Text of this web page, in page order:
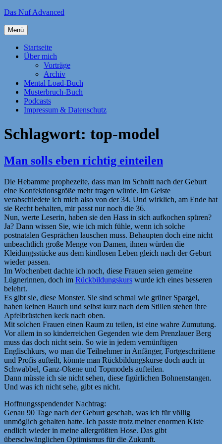
Zum
springen
Das Nuf Advanced
Menü
Startseite
Über mich
Vorträge
Archiv
Mental Load-Buch
Musterbruch-Buch
Podcasts
Impressum & Datenschutz
Schlagwort: top-model
Man solls eben richtig einteilen
Die Hebamme prophezeite, dass man im Schnitt nach der Geburt
eine Konfektionsgröße mehr tragen würde. Im Geiste
verabschiedete ich mich also von der 34. Und wirklich, am Ende hat
sie Recht behalten, mir passt nur noch die 36.
Nun, werte Leserin, haben sie den Hass in sich aufkochen spüren?
Ja? Dann wissen Sie, wie ich mich fühle, wenn ich solche
postnatalen Gesprächen lauschen muss. Behaupten doch eine nicht
unbeachtlich große Menge von Damen, ihnen würden die
Kleidungsstücke aus dem kindlosen Leben gleich nach der Geburt
wieder passen.
Im Wochenbett dachte ich noch, diese Frauen seien gemeine
Lügnerinnen, doch im Rückbildungskurs wurde ich eines besseren
belehrt.
Es gibt sie, diese Monster. Sie sind schmal wie grüner Spargel,
haben keinen Bauch und selbst kurz nach dem Stillen stehen ihre
Apfelbrüstchen keck nach oben.
Mit solchen Frauen einen Raum zu teilen, ist eine wahre Zumutung.
Vor allem in so kinderreichen Gegenden wie dem Prenzlauer Berg
muss das doch nicht sein. So wie in jedem vernünftigen
Englischkurs, wo man die Teilnehmer in Anfänger, Fortgeschrittene
und Profis aufteilt, könnte man Rückbildungskurse doch auch in
Schwabbel, Ganz-Okene und Topmodels aufteilen.
Dann müsste ich sie nicht sehen, diese figürlichen Bohnenstangen.
Und was ich nicht sehe, gibt es nicht.
Hoffnungsspendender Nachtrag:
Genau 90 Tage nach der Geburt geschah, was ich für völlig
unmöglich gehalten hatte. Ich passte trotz meiner enormen Kiste
endlich wieder in meine allergrößten Hose. Das gibt
überschwänglichen Optimismus für die Zukunft.